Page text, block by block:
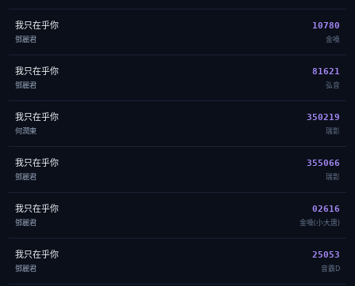
我只在乎你
鄧麗君
10780
金嗓
我只在乎你
鄧麗君
81621
弘音
我只在乎你
何潤東
350219
瑞影
我只在乎你
鄧麗君
355066
瑞影
我只在乎你
鄧麗君
02616
金嗓(小大唐)
我只在乎你
鄧麗君
25053
音霸D